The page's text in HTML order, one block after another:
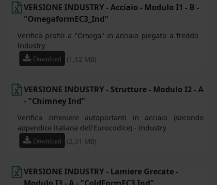
VERSIONE INDUSTRY - Acciaio - Modulo I1 - B -
"OmegaformEC3_Ind"
Verifica profili a "Omega" in acciaio piegato a freddo -
Industry
Download (1,52 MB)
VERSIONE INDUSTRY - Strutture - Modulo I2 - A
- "Chimney Ind"
Verifica ciminiere autoportanti in acciaio (secondo
appendice italiana dell'Eurocodice) - Industry
Download (2,31 MB)
VERSIONE INDUSTRY - Lamiere Grecate -